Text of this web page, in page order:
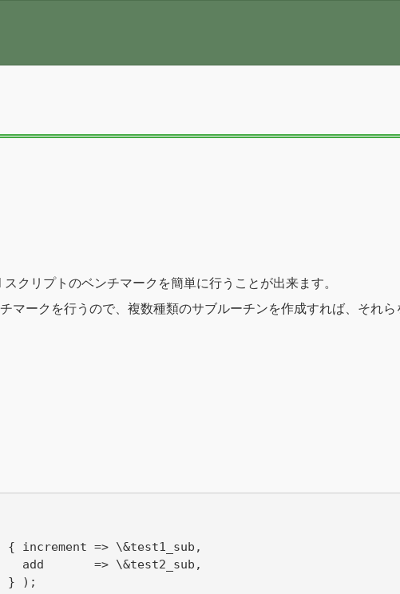
クリプトのベンチマークを簡単に行うことが出来ます。
マークを行うので、複数種類のサブルーチンを作成すれば、それら
{ increment => \&test1_sub,
add       => \&test2_sub,
} );